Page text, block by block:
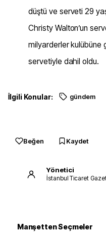
düştü ve serveti 29
Christy Walton’un
milyarderler kulübüne
servetiyle dahil oldu.
İlgili Konular: gündem
Beğen Kaydet
Yönetici
İstanbul Ticaret
Manşetten Seçmeler